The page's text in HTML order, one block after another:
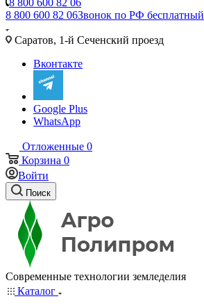
8 800 600 82 06
8 800 600 82 06Звонок по РФ бесплатный
Саратов, 1-й Сеченский проезд
Вконтакте
Google Plus
WhatsApp
Отложенные 0
Корзина 0
Войти
Поиск
Современные технологии земледелия
Каталог